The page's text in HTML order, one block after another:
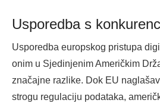
Usporedba s
Usporedba europskog pristupa
onim u Sjedinjenim Američkim
značajne razlike. Dok EU
strogu regulaciju podataka,